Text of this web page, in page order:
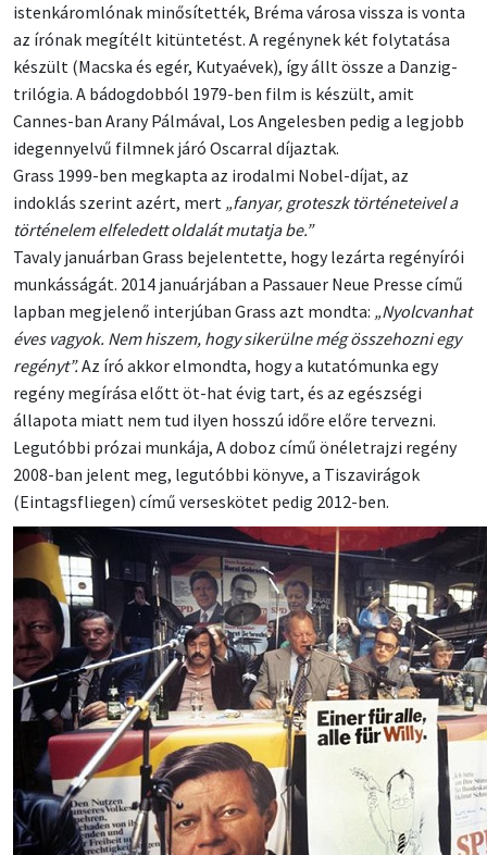
istenkáromlónak minősítették, Bréma városa vissza is vonta
az írónak megítélt kitüntetést. A regénynek két folytatása
készült (Macska és egér, Kutyaévek), így állt össze a Danzig-
trilógia. A bádogdobból 1979-ben film is készült, amit
Cannes-ban Arany Pálmával, Los Angelesben pedig a legjobb
idegennyelvű filmnek járó Oscarral díjaztak.
Grass 1999-ben megkapta az irodalmi Nobel-díjat, az
indoklás szerint azért, mert „fanyar, groteszk történeteivel a
történelem elfeledett oldalát mutatja be.”
Tavaly januárban Grass bejelentette, hogy lezárta regényírói
munkásságát. 2014 januárjában a Passauer Neue Presse című
lapban megjelenő interjúban Grass azt mondta: „Nyolcvanhat
éves vagyok. Nem hiszem, hogy sikerülne még összehozni egy
regényt”.Az író akkor elmondta, hogy a kutatómunka egy
regény megírása előtt öt-hat évig tart, és az egészségi
állapota miatt nem tud ilyen hosszú időre előre tervezni.
Legutóbbi prózai munkája, A doboz című önéletrajzi regény
2008-ban jelent meg, legutóbbi könyve, a Tiszavirágok
(Eintagsfliegen) című verseskötet pedig 2012-ben.